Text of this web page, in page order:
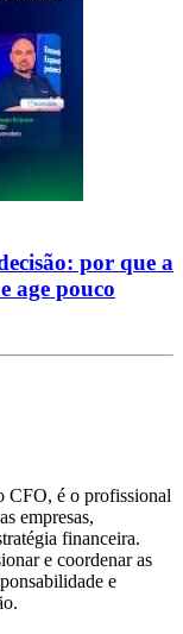
por que a
age pouco
CFO, é o profissional
empresas,
financeira.
e coordenar as
e